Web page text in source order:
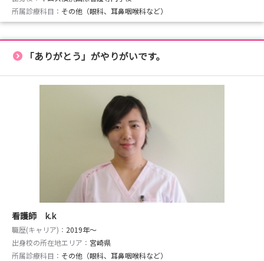
所属診療科目： その他（眼科、耳鼻咽喉科など）
「ありがとう」がやりがいです。
看護師 k.k
職歴(キャリア)： 2019年〜
出身校の所在地エリア： 宮崎県
所属診療科目： その他（眼科、耳鼻咽喉科など）